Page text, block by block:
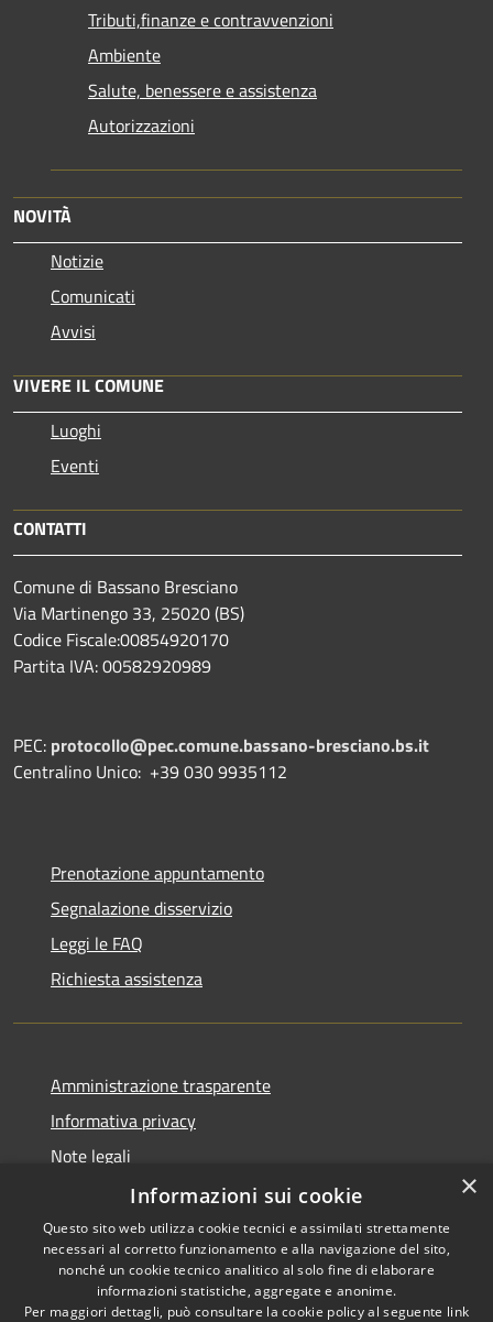
Tributi,finanze e contravvenzioni
Ambiente
Salute, benessere e assistenza
Autorizzazioni
NOVITÀ
Notizie
Comunicati
Avvisi
VIVERE IL COMUNE
Luoghi
Eventi
CONTATTI
Comune di Bassano Bresciano
Via Martinengo 33, 25020 (BS)
Codice Fiscale:00854920170
Partita IVA: 00582920989
PEC: protocollo@pec.comune.bassano-bresciano.bs.it
Centralino Unico: +39 030 9935112
Prenotazione appuntamento
Segnalazione disservizio
Leggi le FAQ
Richiesta assistenza
Amministrazione trasparente
Informativa privacy
Note legali
Dichiarazione di accessibilità
RSS
Copyright © 2026 • Comune di
×
Informazioni sui cookie
Questo sito web utilizza cookie tecnici e assimilati strettamente
necessari al corretto funzionamento e alla navigazione del sito,
nonché un cookie tecnico analitico al solo fine di elaborare
informazioni statistiche, aggregate e anonime.
Per maggiori dettagli, può consultare la cookie policy al seguente link